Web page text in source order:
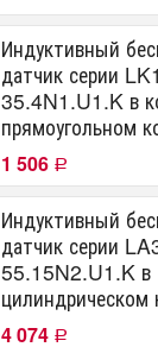
Индуктивный
датчик серии
35.4N1.U1.K в
прямоугольном
1 506 Р
Индуктивный
датчик серии
55.15N2.U1.K в
цилиндрическом
4 074 Р